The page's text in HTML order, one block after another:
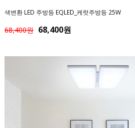
색변환 LED 주방등 EQLED_케럿주방등 25W
68,400원 68,400원